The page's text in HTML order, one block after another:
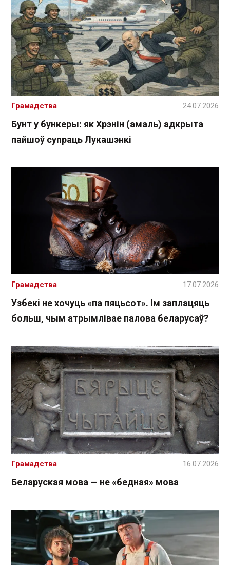
Бунт у бункеры: як Хрэнін (амаль) адкрыта
пайшоў супраць Лукашэнкі
Грамадства 24.07.2026
Узбекі не хочуць «па пяцьсот». Ім заплацяць
больш, чым атрымлівае палова беларусаў?
Грамадства 17.07.2026
Беларуская мова — не «бедная» мова
Грамадства 16.07.2026